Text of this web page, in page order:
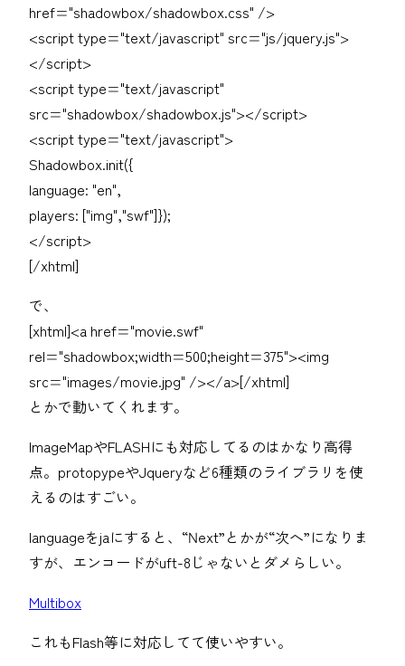
href="shadowbox/shadowbox.css" />
<script type="text/javascript" src="js/jquery.js">
</script>
<script type="text/javascript"
src="shadowbox/shadowbox.js"></script>
<script type="text/javascript">
Shadowbox.init({
language: "en",
players: ["img","swf"]});
</script>
[/xhtml]
で、
[xhtml]<a href="movie.swf"
rel="shadowbox;width=500;height=375"><img
src="images/movie.jpg" /></a>[/xhtml]
とかで動いてくれます。
ImageMapやFLASHにも対応してるのはかなり高得
点。protopypeやJqueryなど6種類のライブラリを使
えるのはすごい。
languageをjaにすると、“Next”とかが“次へ”になりま
すが、エンコードがuft-8じゃないとダメらしい。
Multibox
これもFlash等に対応してて使いやすい。